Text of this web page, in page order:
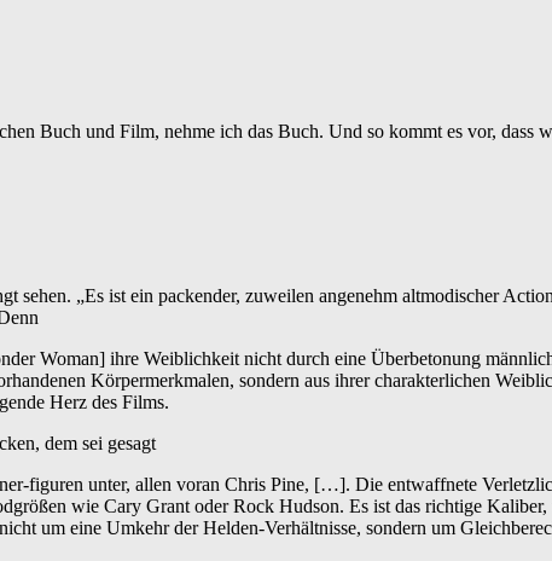
Buch und Film, nehme ich das Buch. Und so kommt es vor, dass
sehen. „Es ist ein packender, zuweilen angenehm altmodischer
Woman] ihre Weiblichkeit nicht durch eine Überbetonung
Körpermerkmalen, sondern aus ihrer charakterlichen
Herz des Films.
dem sei gesagt
figuren unter, allen voran Chris Pine, […]. Die entwaffnete
wie Cary Grant oder Rock Hudson. Es ist das richtige
um eine Umkehr der Helden-Verhältnisse, sondern um